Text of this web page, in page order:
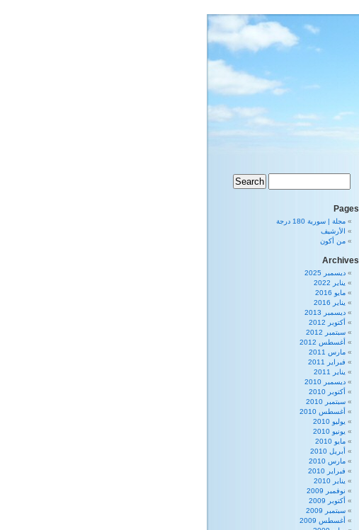
Pages
مجلة | سورية 180 درجة
الأرشيف
من أكون
Archives
ديسمبر 2025
يناير 2022
مايو 2016
يناير 2016
ديسمبر 2013
أكتوبر 2012
سبتمبر 2012
أغسطس 2012
مارس 2011
فبراير 2011
يناير 2011
ديسمبر 2010
أكتوبر 2010
سبتمبر 2010
أغسطس 2010
يوليو 2010
يونيو 2010
مايو 2010
أبريل 2010
مارس 2010
فبراير 2010
يناير 2010
نوفمبر 2009
أكتوبر 2009
سبتمبر 2009
أغسطس 2009